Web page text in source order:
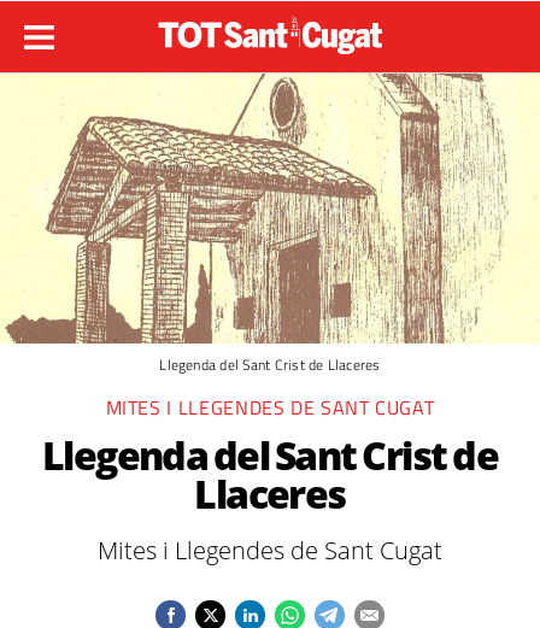
Llegenda del Sant Crist de Llaceres
MITES I LLEGENDES DE SANT CUGAT
Llegenda del Sant Crist de
Llaceres
Mites i Llegendes de Sant Cugat